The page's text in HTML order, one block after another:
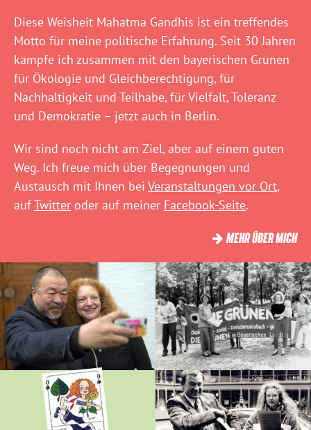
Diese Weisheit Mahatma Gandhis ist ein treffendes
Motto für meine politische Erfahrung. Seit 30 Jahren
kämpfe ich zusammen mit den bayerischen Grünen
für Ökologie und Gleichberechtigung, für
Nachhaltigkeit und Teilhabe, für Vielfalt, Toleranz
und Demokratie – jetzt auch in Berlin.
Wir sind noch nicht am Ziel, aber auf einem guten
Weg. Ich freue mich über Begegnungen und
Austausch mit Ihnen bei Veranstaltungen vor Ort,
aufTwitter oder auf meiner Facebook-Seite.
MEHR ÜBER MICH